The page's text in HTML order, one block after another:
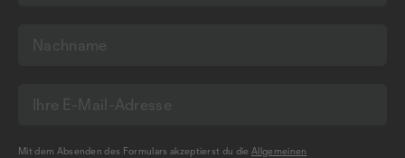
Mit dem Absenden des Formulars akzeptierst du dieAllgemeinen